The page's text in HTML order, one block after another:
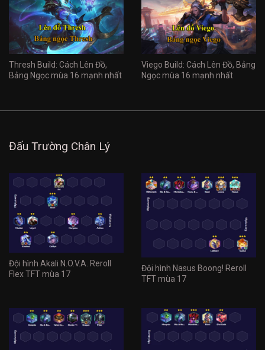
Thresh Build: Cách Lên Đồ,
Bảng Ngọc mùa 16 mạnh nhất
Viego Build: Cách Lên Đồ, Bảng
Ngọc mùa 16 mạnh nhất
Đấu Trường Chân Lý
Đội hình Akali N.O.V.A. Reroll
Flex TFT mùa 17
Đội hình Nasus Boong! Reroll
TFT mùa 17